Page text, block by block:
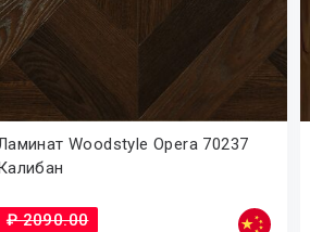
Woodstyle Opera 70237
₽ 2090.00